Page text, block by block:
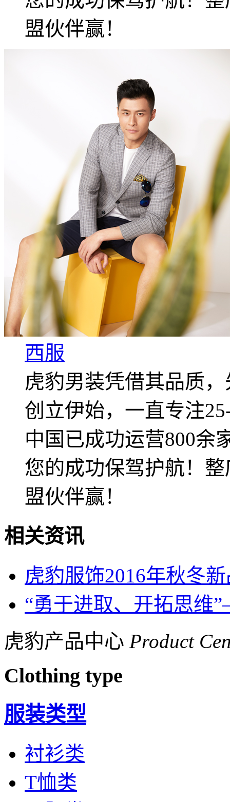
盟伙伴赢！
西服
虎豹男装凭借其品质
创立伊始，一直专注
中国已成功运营800余
您的成功保驾护航！
盟伙伴赢！
相关资讯
虎豹服饰2016年秋冬
“勇于进取、开拓思
虎豹产品中心 Product
Clothing type
服装类型
衬衫类
T恤类